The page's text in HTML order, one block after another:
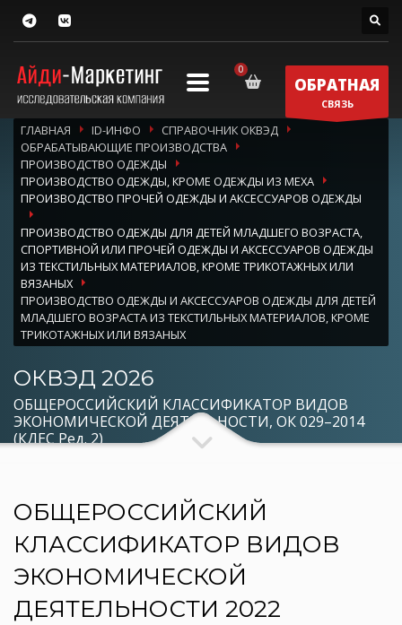
ОБРАТНАЯ
СВЯЗЬ
ГЛАВНАЯ ID-ИНФО
СПРАВОЧНИК ОКВЭД
ОБРАБАТЫВАЮЩИЕ ПРОИЗВОДСТВА
ПРОИЗВОДСТВО ОДЕЖДЫ
ПРОИЗВОДСТВО ОДЕЖДЫ, КРОМЕ ОДЕЖДЫ ИЗ МЕХА
ПРОИЗВОДСТВО ПРОЧЕЙ ОДЕЖДЫ И АКСЕССУАРОВ ОДЕЖДЫ
ПРОИЗВОДСТВО ОДЕЖДЫ ДЛЯ ДЕТЕЙ МЛАДШЕГО ВОЗРАСТА,
СПОРТИВНОЙ ИЛИ ПРОЧЕЙ ОДЕЖДЫ И АКСЕССУАРОВ ОДЕЖДЫ
ИЗ ТЕКСТИЛЬНЫХ МАТЕРИАЛОВ, КРОМЕ ТРИКОТАЖНЫХ ИЛИ
ВЯЗАНЫХ
ПРОИЗВОДСТВО ОДЕЖДЫ И АКСЕССУАРОВ ОДЕЖДЫ ДЛЯ ДЕТЕЙ
МЛАДШЕГО ВОЗРАСТА ИЗ ТЕКСТИЛЬНЫХ МАТЕРИАЛОВ, КРОМЕ
ТРИКОТАЖНЫХ ИЛИ ВЯЗАНЫХ
ОКВЭД 2026
ОБЩЕРОССИЙСКИЙ КЛАССИФИКАТОР ВИДОВ
ЭКОНОМИЧЕСКОЙ ДЕЯТЕЛЬНОСТИ, ОК 029–2014
(КДЕС Ред. 2)
ОБЩЕРОССИЙСКИЙ
КЛАССИФИКАТОР ВИДОВ
ЭКОНОМИЧЕСКОЙ
ДЕЯТЕЛЬНОСТИ 2022